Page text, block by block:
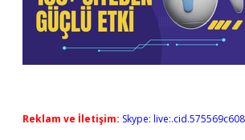
Reklam ve İletişim: Skype: